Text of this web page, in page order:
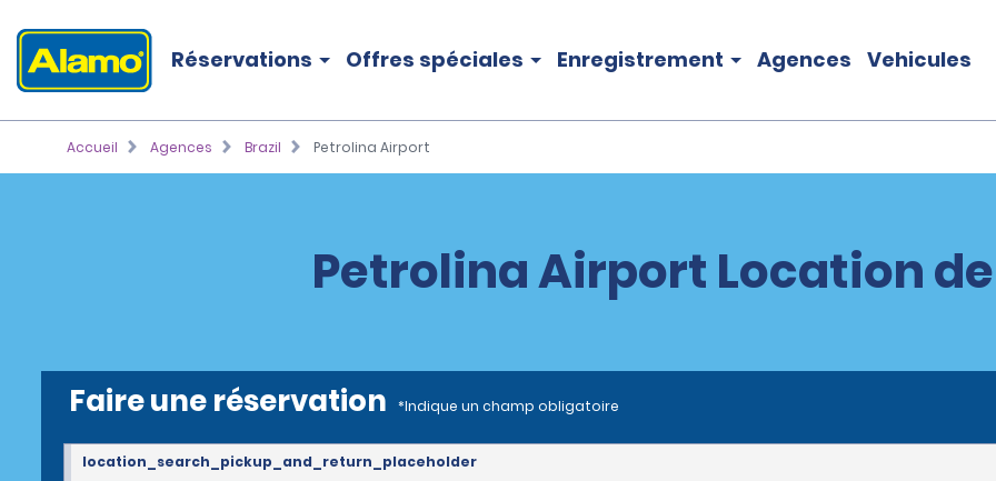
Réservations Offres spéciales Enregistrement Agences Vehicules
Accueil Agences Brazil Petrolina Airport
Petrolina Airport Location
Faire une réservation *Indique un champ obligatoire
location_search_pickup_and_return_placeholder